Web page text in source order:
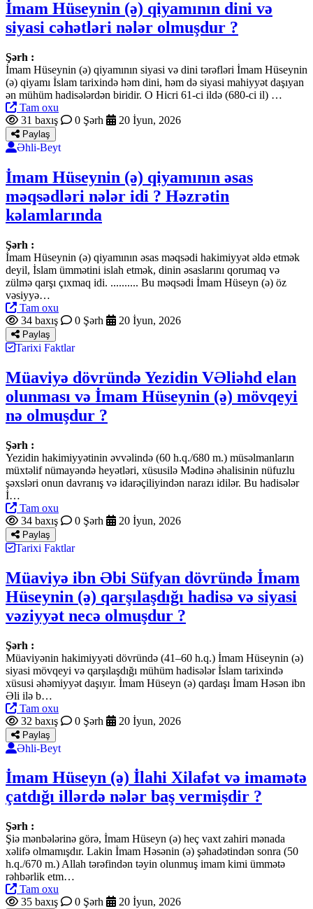
İmam Hüseynin (ə) qiyamının dini və
siyasi cəhətləri nələr olmuşdur ?
Şərh :
İmam Hüseynin (ə) qiyamının siyasi və dini tərəfləri İmam Hüseynin
(ə) qiyamı İslam tarixində həm dini, həm də siyasi mahiyyət daşıyan
ən mühüm hadisələrdən biridir. O Hicri 61-ci ildə (680-ci il) …
Tam oxu
31 baxış
0 Şərh 20 İyun, 2026
Paylaş
Əhli-Beyt
İmam Hüseynin (ə) qiyamının əsas
məqsədləri nələr idi ? Həzrətin
kəlamlarında
Şərh :
İmam Hüseynin (ə) qiyamının əsas məqsədi hakimiyyət əldə etmək
deyil, İslam ümmətini islah etmək, dinin əsaslarını qorumaq və
zülmə qarşı çıxmaq idi. .......... Bu məqsədi İmam Hüseyn (ə) öz
vəsiyyə…
Tam oxu
34 baxış
0 Şərh 20 İyun, 2026
Paylaş
Tarixi Faktlar
Müaviyə dövründə Yezidin VƏliəhd elan
olunması və İmam Hüseynin (ə) mövqeyi
nə olmuşdur ?
Şərh :
Yezidin hakimiyyətinin əvvəlində (60 h.q./680 m.) müsəlmanların
müxtəlif nümayəndə heyətləri, xüsusilə Mədinə əhalisinin nüfuzlu
şəxsləri onun davranış və idarəçiliyindən narazı idilər. Bu hadisələr
İ…
Tam oxu
34 baxış
0 Şərh 20 İyun, 2026
Paylaş
Tarixi Faktlar
Müaviyə ibn Əbi Süfyan dövründə İmam
Hüseynin (ə) qarşılaşdığı hadisə və siyasi
vəziyyət necə olmuşdur ?
Şərh :
Müaviyənin hakimiyyəti dövründə (41–60 h.q.) İmam Hüseynin (ə)
siyasi mövqeyi və qarşılaşdığı mühüm hadisələr İslam tarixində
xüsusi əhəmiyyət daşıyır. İmam Hüseyn (ə) qardaşı İmam Həsən ibn
Əli ilə b…
Tam oxu
32 baxış
0 Şərh 20 İyun, 2026
Paylaş
Əhli-Beyt
İmam Hüseyn (ə) İlahi Xilafət və imamətə
çatdığı illərdə nələr baş vermişdir ?
Şərh :
Şiə mənbələrinə görə, İmam Hüseyn (ə) heç vaxt zahiri mənada
xəlifə olmamışdır. Lakin İmam Həsənin (ə) şəhadətindən sonra (50
h.q./670 m.) Allah tərəfindən təyin olunmuş imam kimi ümmətə
rəhbərlik etm…
Tam oxu
35 baxış
0 Şərh 20 İyun, 2026